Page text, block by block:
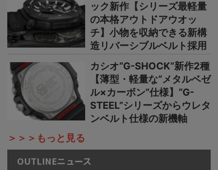
ック新作【シリーズ最軽量
の本格アウトドアウオッ
チ】小物を収納できる新構
造リバーシブルベルト採用
カシオ“G-SHOCK”新作2種
【薄型・軽量な“メタルベゼ
ル×カーボン”仕様】“G-
STEEL”シリーズからウレタ
ンベルト仕様の新機軸
＞＞＞もっと見る
OUTLINEニュース